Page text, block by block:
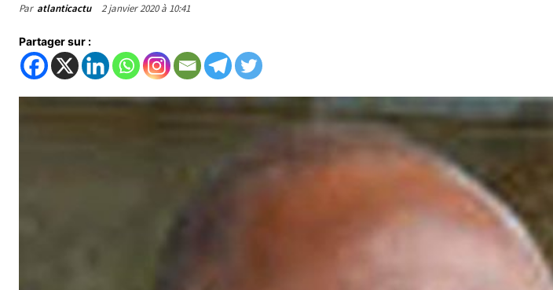
Par atlanticactu 2 janvier 2020 à 10:41
Partager sur :